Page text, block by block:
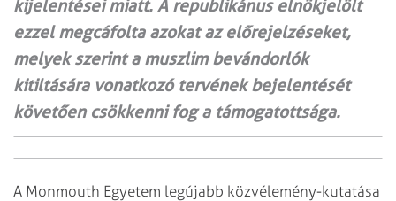
kijelentései miatt. A republikánus elnökjelölt
ezzel megcáfolta azokat az előrejelzéseket,
melyek szerint a muszlim bevándorlók
kitiltására vonatkozó tervének bejelentését
követően csökkenni fog a támogatottsága.
A Monmouth Egyetem legújabb közvélemény-kutatása